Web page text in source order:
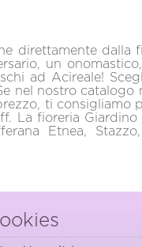
direttamente dalla
un
ad Acireale!
nel nostro
ti consigliamo
La fioreria
Etnea,